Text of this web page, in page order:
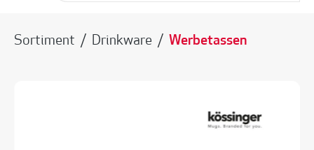
Sortiment / Drinkware / Werbetassen